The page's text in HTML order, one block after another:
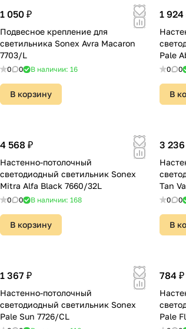
1 050 ₽
Подвесное крепление для
светильника Sonex Avra Macaron
7703/L
0 0 В наличии: 16
В корзину
1 924
Pale
0 0
В
4 568 ₽
Настенно-потолочный
светодиодный светильник Sonex
Mitra Alfa Black 7660/32L
0 0 В наличии: 168
В корзину
3
Tan
0 0
В
1 367 ₽
Настенно-потолочный
светодиодный светильник Sonex
Pale Sun 7726/CL
784 ₽
Pale